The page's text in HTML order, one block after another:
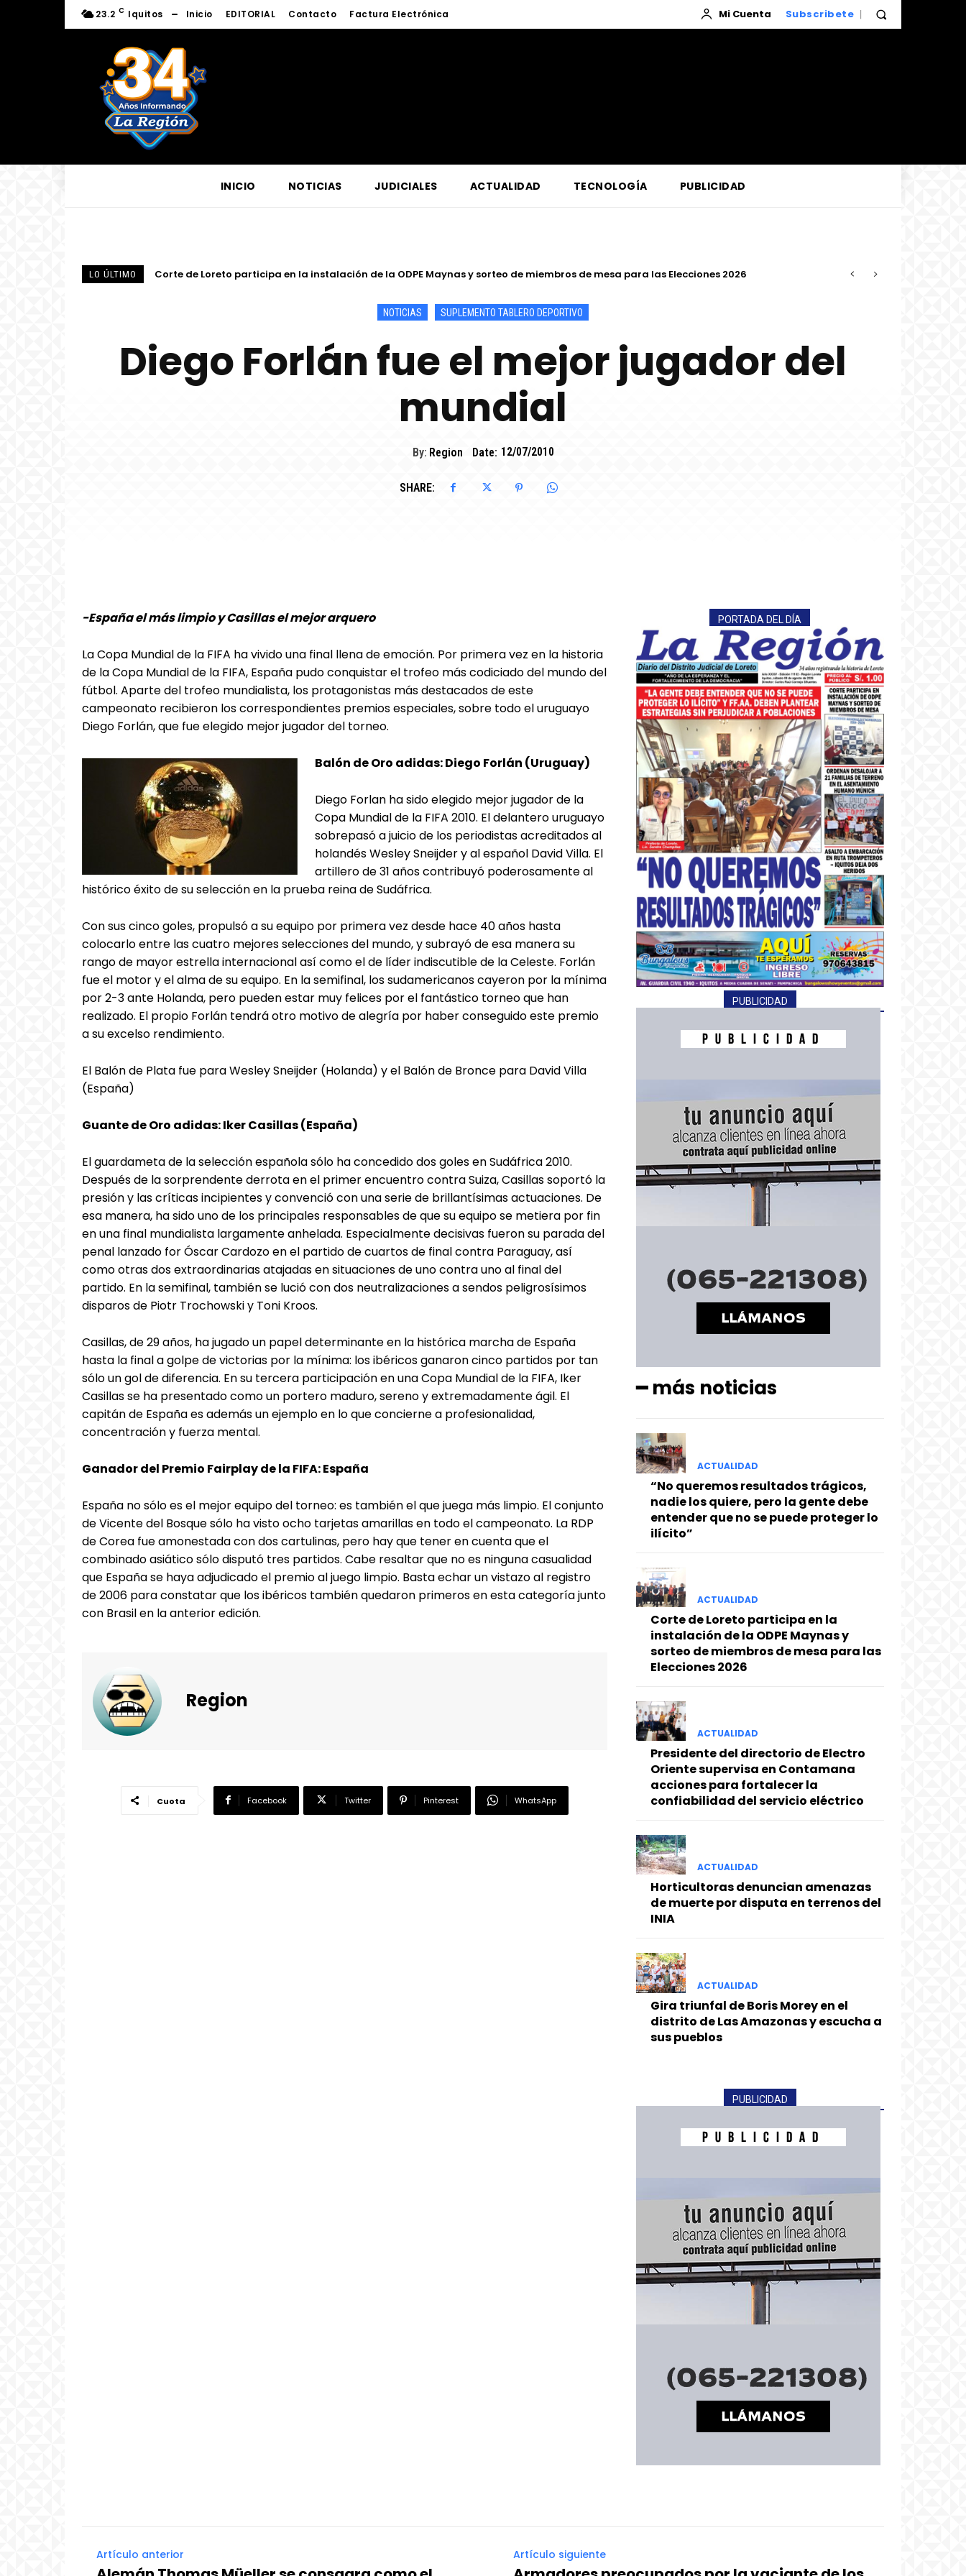
23.2 C Iquitos Inicio EDITORIAL Contacto Factura Electrónica Mi Cuenta Subscribete
INICIO NOTICIAS JUDICIALES ACTUALIDAD TECNOLOGÍA PUBLICIDAD
LO ÚLTIMO Corte de Loreto participa en la instalación de la ODPE Maynas y sorteo de miembros de mesa para las Elecciones 2026
Presidente del directorio de Electro Oriente supervisa en Contamana acciones para fortalecer la confiabilidad del servicio
NOTICIAS SUPLEMENTO TABLERO DEPORTIVO
Diego Forlán fue el mejor jugador del
mundial
By: Region Date: 12/07/2010
SHARE:
-España el más limpio y Casillas el mejor arquero
La Copa Mundial de la FIFA ha vivido una final llena de emoción. Por primera vez en la historia
de la Copa Mundial de la FIFA, España pudo conquistar el trofeo más codiciado del mundo del
fútbol. Aparte del trofeo mundialista, los protagonistas más destacados de este
campeonato recibieron los correspondientes premios especiales, sobre todo el uruguayo
Diego Forlán, que fue elegido mejor jugador del torneo.
Balón de Oro adidas: Diego Forlán (Uruguay)
Diego Forlan ha sido elegido mejor jugador de la
Copa Mundial de la FIFA 2010. El delantero uruguayo
sobrepasó a juicio de los periodistas acreditados al
holandés Wesley Sneijder y al español David Villa. El
artillero de 31 años contribuyó poderosamente al
histórico éxito de su selección en la prueba reina de Sudáfrica.
Con sus cinco goles, propulsó a su equipo por primera vez desde hace 40 años hasta
colocarlo entre las cuatro mejores selecciones del mundo, y subrayó de esa manera su
rango de mayor estrella internacional así como el de líder indiscutible de la Celeste. Forlán
fue el motor y el alma de su equipo. En la semifinal, los sudamericanos cayeron por la mínima
por 2-3 ante Holanda, pero pueden estar muy felices por el fantástico torneo que han
realizado. El propio Forlán tendrá otro motivo de alegría por haber conseguido este premio
a su excelso rendimiento.
El Balón de Plata fue para Wesley Sneijder (Holanda) y el Balón de Bronce para David Villa
(España)
Guante de Oro adidas: Iker Casillas (España)
El guardameta de la selección española sólo ha concedido dos goles en Sudáfrica 2010.
Después de la sorprendente derrota en el primer encuentro contra Suiza, Casillas soportó la
presión y las críticas incipientes y convenció con una serie de brillantísimas actuaciones. De
esa manera, ha sido uno de los principales responsables de que su equipo se metiera por fin
en una final mundialista largamente anhelada. Especialmente decisivas fueron su parada del
penal lanzado for Óscar Cardozo en el partido de cuartos de final contra Paraguay, así
como otras dos extraordinarias atajadas en situaciones de uno contra uno al final del
partido. En la semifinal, también se lució con dos neutralizaciones a sendos peligrosísimos
disparos de Piotr Trochowski y Toni Kroos.
Casillas, de 29 años, ha jugado un papel determinante en la histórica marcha de España
hasta la final a golpe de victorias por la mínima: los ibéricos ganaron cinco partidos por tan
sólo un gol de diferencia. En su tercera participación en una Copa Mundial de la FIFA, Iker
Casillas se ha presentado como un portero maduro, sereno y extremadamente ágil. El
capitán de España es además un ejemplo en lo que concierne a profesionalidad,
concentración y fuerza mental.
Ganador del Premio Fairplay de la FIFA: España
España no sólo es el mejor equipo del torneo: es también el que juega más limpio. El conjunto
de Vicente del Bosque sólo ha visto ocho tarjetas amarillas en todo el campeonato. La RDP
de Corea fue amonestada con dos cartulinas, pero hay que tener en cuenta que el
combinado asiático sólo disputó tres partidos. Cabe resaltar que no es ninguna casualidad
que España se haya adjudicado el premio al juego limpio. Basta echar un vistazo al registro
de 2006 para constatar que los ibéricos también quedaron primeros en esta categoría junto
con Brasil en la anterior edición.
Region
Cuota Facebook Twitter Pinterest WhatsApp
PORTADA DEL DÍA
PUBLICIDAD
━ más noticias
ACTUALIDAD
“No queremos resultados trágicos,
nadie los quiere, pero la gente debe
entender que no se puede proteger lo
ilícito”
ACTUALIDAD
Corte de Loreto participa en la
instalación de la ODPE Maynas y
sorteo de miembros de mesa para las
Elecciones 2026
ACTUALIDAD
Presidente del directorio de Electro
Oriente supervisa en Contamana
acciones para fortalecer la
confiabilidad del servicio eléctrico
ACTUALIDAD
Horticultoras denuncian amenazas
de muerte por disputa en terrenos del
INIA
ACTUALIDAD
Gira triunfal de Boris Morey en el
distrito de Las Amazonas y escucha a
sus pueblos
PUBLICIDAD
Artículo anterior Artículo siguiente